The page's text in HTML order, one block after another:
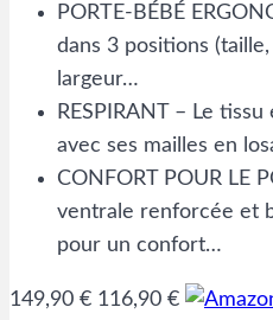
PORTE-BÉBÉ
dans 3 positions
largeur…
RESPIRANT – Le
avec ses mailles en
CONFORT POUR LE
ventrale renforcée et
pour un confort…
149,90 € 116,90 €